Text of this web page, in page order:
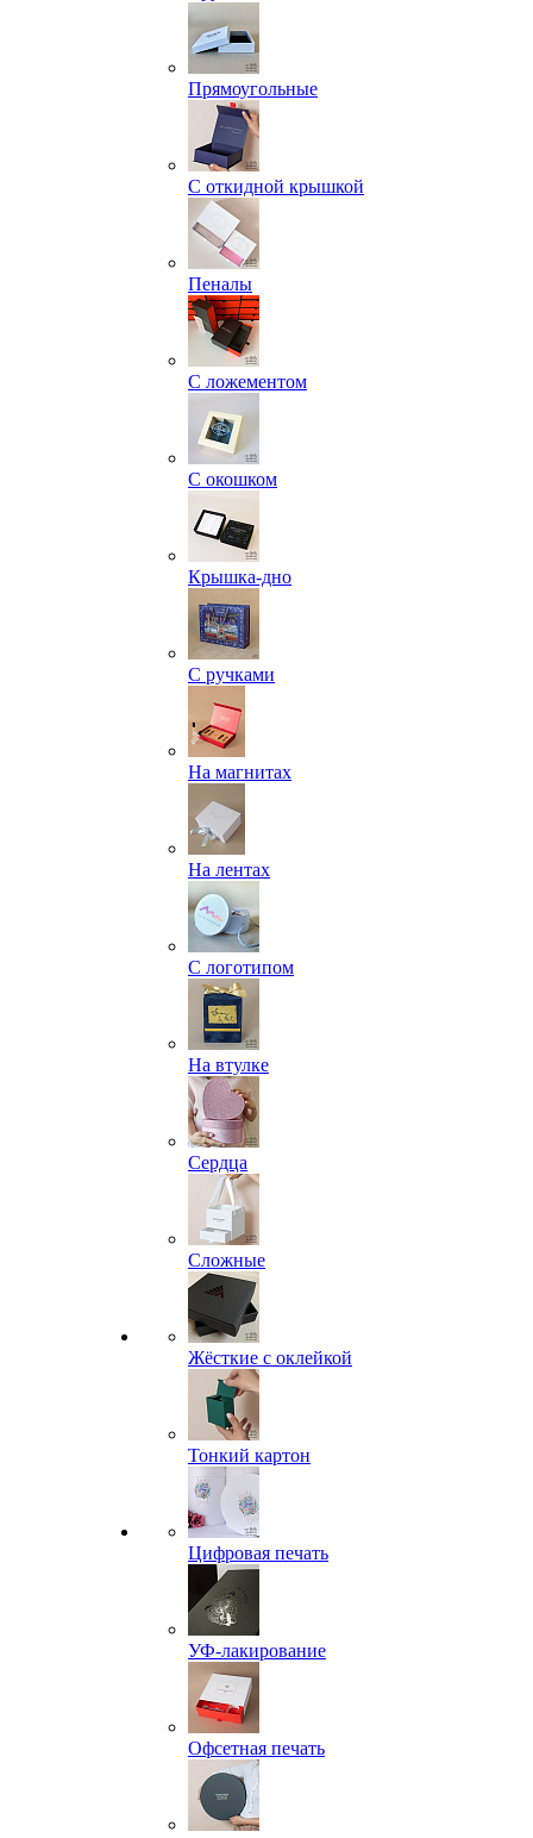
Прямоугольные
С откидной крышкой
Пеналы
С ложементом
С окошком
Крышка-дно
С ручками
На магнитах
На лентах
С логотипом
На втулке
Сердца
Сложные
Жёсткие с оклейкой
Тонкий картон
Цифровая печать
УФ-лакирование
Офсетная печать